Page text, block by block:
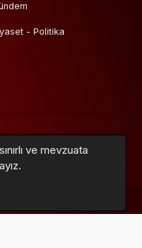
- Politika
Hakları Saklıdır.
ve mevzuata